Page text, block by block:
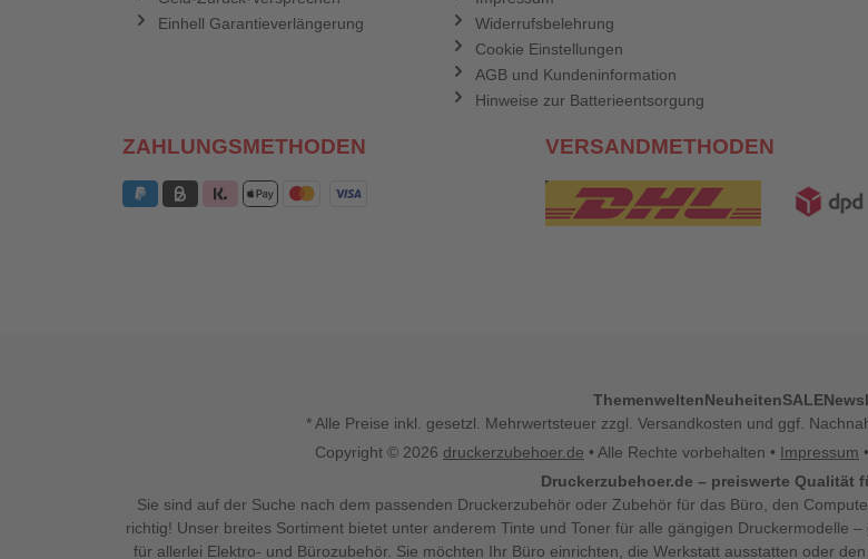
Einhell Garantieverlängerung
Widerrufsbelehrung
Cookie Einstellungen
AGB und Kundeninformation
Hinweise zur Batterieentsorgung
ZAHLUNGSMETHODEN VERSANDMETHODEN
ThemenweltenNeuheitenSALE
* Alle Preise inkl. gesetzl. Mehrwertsteuer zzgl. Versandkosten und ggf.
Copyright © 2026 druckerzubehoer.de • Alle Rechte vorbehalten • Impressum •
Druckerzubehoer.de – preiswerte Qualität
Sie sind auf der Suche nach dem passenden Druckerzubehör oder Zubehör für das Büro, den
richtig! Unser breites Sortiment bietet unter anderem Tinte und Toner für alle gängigen Druckermodelle
für allerlei Elektro- und Bürozubehör. Sie möchten Ihr Büro einrichten, die Werkstatt ausstatten oder